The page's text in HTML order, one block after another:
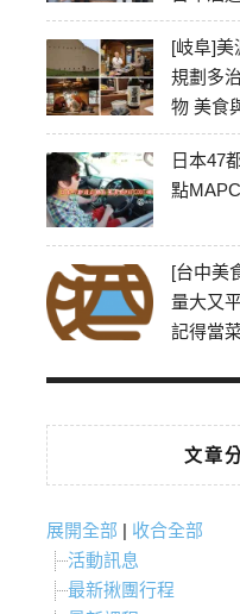
最老牌
[岐阜]美
規劃多
物 美食
日本47
點
[台中美
量大又
記得當
文章
展開全部 | 收合全部
活動訊息
最新揪團行程